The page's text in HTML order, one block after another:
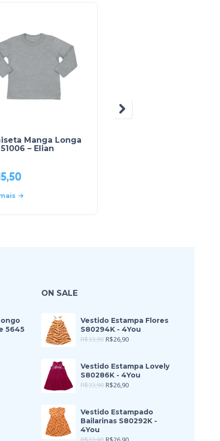
Manga Longa
– Elian
5645
ON SALE
Vestido Estampa Flores
S80294K - 4You
R$33,90 R$26,90
Vestido Estampa Lovely
S80286K - 4You
R$33,90 R$26,90
Vestido Estampado
Bailarinas S80292K -
4You